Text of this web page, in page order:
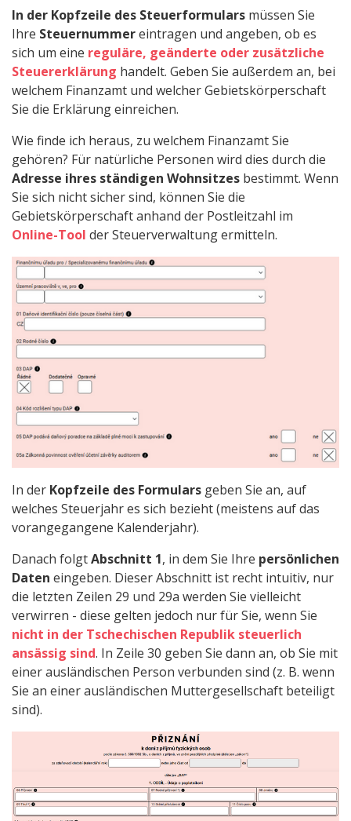
In der Kopfzeile des Steuerformulars müssen Sie
Ihre Steuernummereintragen und angeben, ob es
sich um eine reguläre, geänderte oder zusätzliche
Steuererklärung handelt. Geben Sie außerdem an, bei
welchem Finanzamt und welcher Gebietskörperschaft
Sie die Erklärung einreichen.
Wie finde ich heraus, zu welchem Finanzamt Sie
gehören? Für natürliche Personen wird dies durch die
Adresse ihres ständigen Wohnsitzes bestimmt. Wenn
Sie sich nicht sicher sind, können Sie die
Gebietskörperschaft anhand der Postleitzahl im
Online-Tool der Steuerverwaltung ermitteln.
In der Kopfzeile des Formulars geben Sie an, auf
welches Steuerjahr es sich bezieht (meistens auf das
vorangegangene Kalenderjahr).
Danach folgtAbschnitt 1, in dem Sie Ihre persönlichen
Daten eingeben. Dieser Abschnitt ist recht intuitiv, nur
die letzten Zeilen 29 und 29a werden Sie vielleicht
verwirren - diese gelten jedoch nur für Sie, wenn Sie
nicht in der Tschechischen Republik steuerlich
ansässig sind. In Zeile 30 geben Sie dann an, ob Sie mit
einer ausländischen Person verbunden sind (z. B. wenn
Sie an einer ausländischen Muttergesellschaft beteiligt
sind).